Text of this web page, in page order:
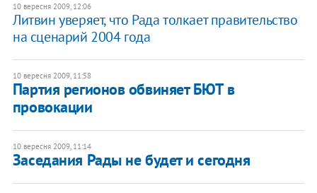
10 вересня 2009, 12:06
Литвин уверяет, что Рада толкает правительство
на сценарий 2004 года
10 вересня 2009, 11:58
Партия регионов обвиняет БЮТ в
провокации
10 вересня 2009, 11:14
Заседания Рады не будет и сегодня